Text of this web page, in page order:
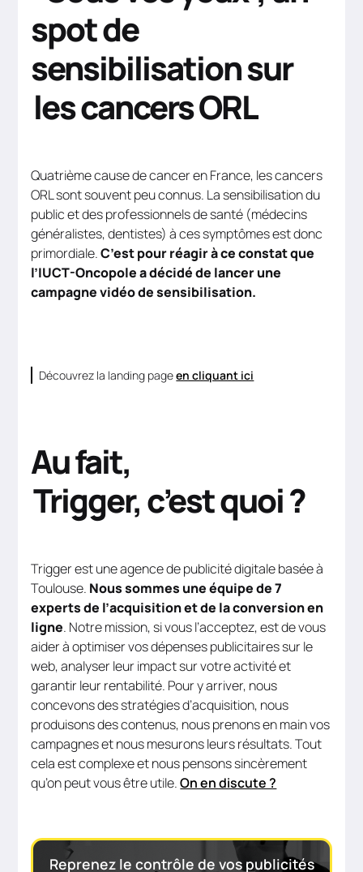
spot de
sensibilisation sur
les cancers ORL
Quatrième cause de cancer en France, les cancers
ORL sont souvent peu connus. La sensibilisation du
public et des professionnels de santé (médecins
généralistes, dentistes) à ces symptômes est donc
primordiale.C’est pour réagir à ce constat que
l’IUCT-Oncopole a décidé de lancer une
campagne vidéo de sensibilisation.
Découvrez la landing pageen cliquant ici
Au fait,
Trigger, c’est quoi ?
Trigger est une agence de publicité digitale basée à
Toulouse. Nous sommes une équipe de 7
experts de l’acquisition et de la conversion en
ligne. Notre mission, si vous l’acceptez, est de vous
aider à optimiser vos dépenses publicitaires sur le
web, analyser leur impact sur votre activité et
garantir leur rentabilité. Pour y arriver, nous
concevons des stratégies d’acquisition, nous
produisons des contenus, nous prenons en main vos
campagnes et nous mesurons leurs résultats. Tout
cela est complexe et nous pensons sincèrement
qu’on peut vous être utile.On en discute ?
Reprenez le contrôle de vos publicités